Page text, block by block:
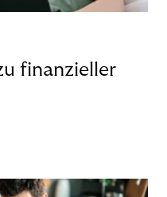
finanzieller